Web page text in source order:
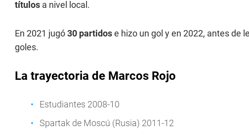
títulos a nivel local.
En 2021 jugó30 partidose hizo un gol y en 2022, antes de
goles.
La trayectoria de Marcos Rojo
Estudiantes 2008-10
Spartak de Moscú (Rusia) 2011-12